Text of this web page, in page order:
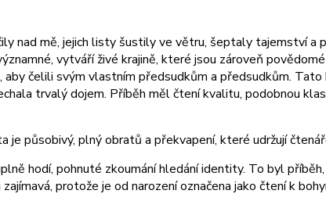
nad mě, jejich listy šustily ve větru, šeptaly tajemství a
vytváří živé krajině, které jsou zároveň
čelili svým vlastním předsudkům a předsudkům. Tato
trvalý dojem. Příběh měl čtení kvalitu, podobnou
působivý, plný obratů a překvapení, které udržují
hodí, pohnuté zkoumání hledání identity. To byl
protože je od narození označena jako čtení k